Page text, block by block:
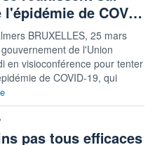
PER ESTIMÉ
-
DATE
DERNIER
DIVIDENDE
l'épidémie de COV…
BRUXELLES, 25 mars
de l'Union
en visioconférence pour tenter
de COVID-19, qui
pas tous efficaces